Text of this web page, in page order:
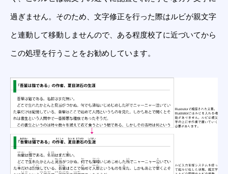
過ぎません。そのため、文字修正を行った際はルビが親文字
と連動して移動しませんので、ある程度校了に近づいてから
この処理を行うことをお勧めしています。